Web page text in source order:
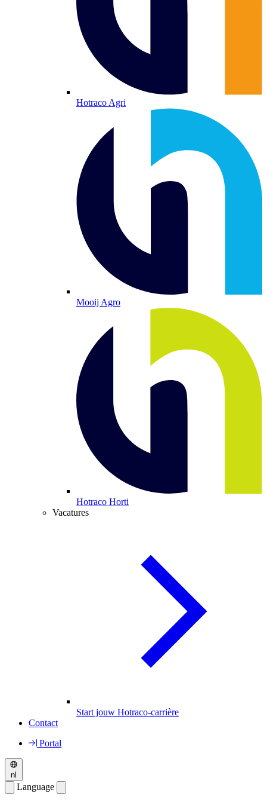
Hotraco Agri
Mooij Agro
Hotraco Horti
Vacatures
Start jouw Hotraco-carrière
Contact
Portal
nl
Language